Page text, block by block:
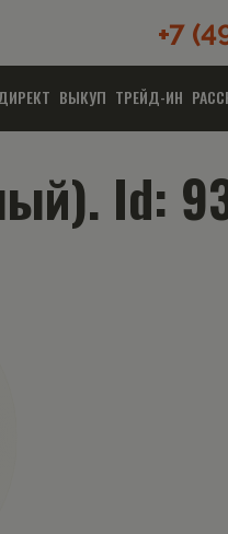
+7
ВЫКУП ТРЕЙД-ИН
Id: